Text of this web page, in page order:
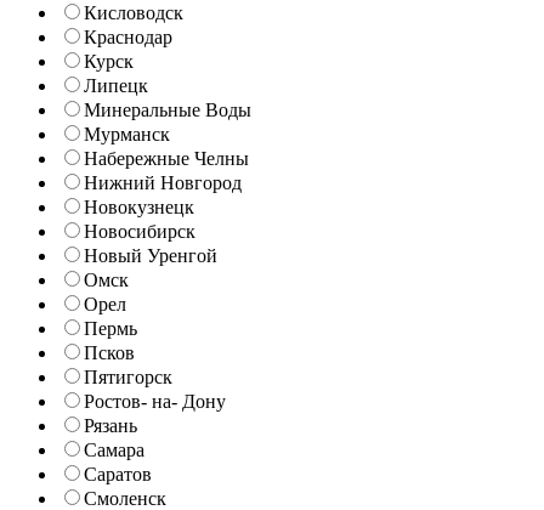
Кисловодск
Краснодар
Курск
Липецк
Минеральные Воды
Мурманск
Набережные Челны
Нижний Новгород
Новокузнецк
Новосибирск
Новый Уренгой
Омск
Орел
Пермь
Псков
Пятигорск
Ростов- на- Дону
Рязань
Самара
Саратов
Смоленск